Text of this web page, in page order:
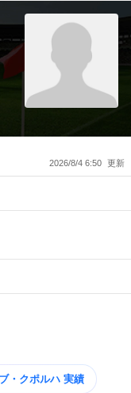
2026/8/4 6:50
・クポルハ 実績